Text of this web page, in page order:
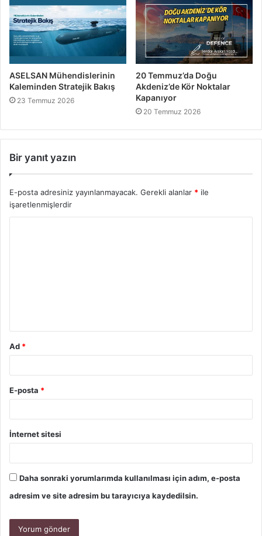
ASELSAN Mühendislerinin
Kaleminden Stratejik Bakış
23 Temmuz 2026
20 Temmuz’da Doğu
Akdeniz’de Kör Noktalar
Kapanıyor
20 Temmuz 2026
Bir yanıt yazın
E-posta adresiniz yayınlanmayacak. Gerekli alanlar * ile
işaretlenmişlerdir
Ad *
E-posta *
İnternet sitesi
Daha sonraki yorumlarımda kullanılması için adım, e-posta
adresim ve site adresim bu tarayıcıya kaydedilsin.